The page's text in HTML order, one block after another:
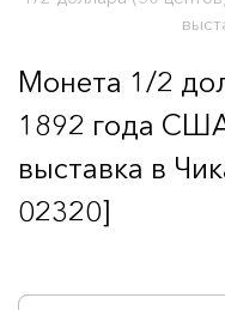
Монета 1/2
1892 года
выставка в
02320]